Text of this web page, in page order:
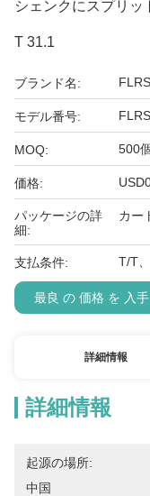
シェンクにスプリッ
T 31.1
ブランド名:
モデル番号:
MOQ: 500
価格:
パッケージの詳
細:
カー
支払条件: T/T
最良 の 価格 を 入
詳細情報
詳細情報
起源の場所:
中国